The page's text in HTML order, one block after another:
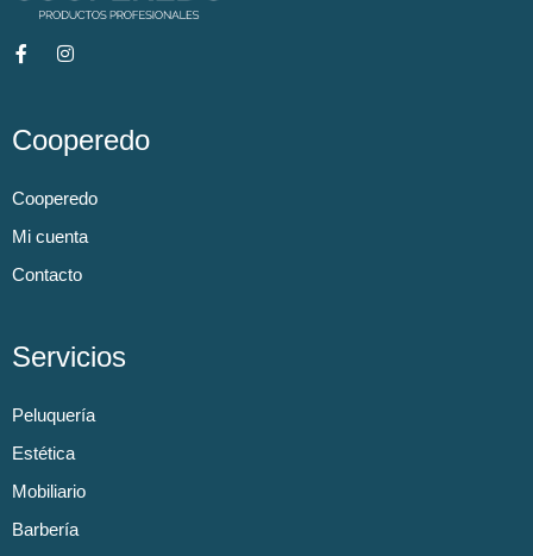
Cooperedo
Cooperedo
Mi cuenta
Contacto
Servicios
Peluquería
Estética
Mobiliario
Barbería